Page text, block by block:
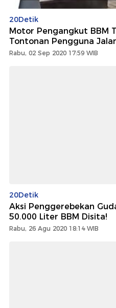
20Detik
Motor Pengangkut BBM
Tontonan Pengguna
Rabu, 02 Sep 2020 17:59 WIB
20Detik
Aksi Penggerebekan
50.000 Liter BBM Disita!
Rabu, 26 Agu 2020 18:14 WIB